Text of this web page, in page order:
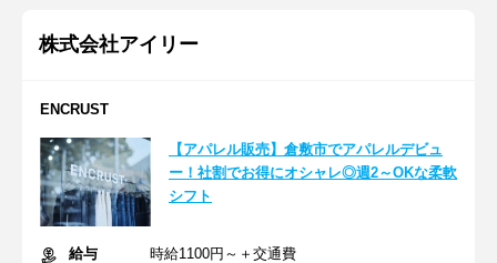
株式会社アイリー
ENCRUST
【アパレル販売】倉敷市でアパレルデビュ
ー！社割でお得にオシャレ◎週2～OKな柔軟
シフト
給与
時給1100円～＋交通費